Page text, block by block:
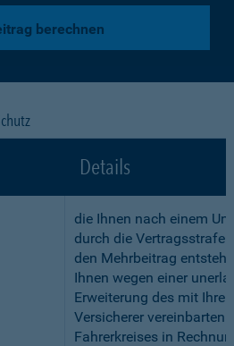
berechnen
Details
die Ihnen nach einem
durch die Vertragsstrafe
den Mehrbeitrag
Ihnen wegen einer
Erweiterung des mit
Versicherer vereinbarten
Fahrerkreises in